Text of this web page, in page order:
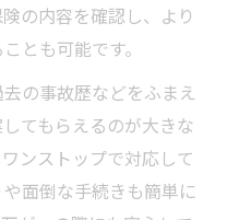
の内容を確認し、より
とも可能です。
の事故歴などをふまえ
てもらえるのが大きな
ンストップで対応して
面倒な手続きも簡単に